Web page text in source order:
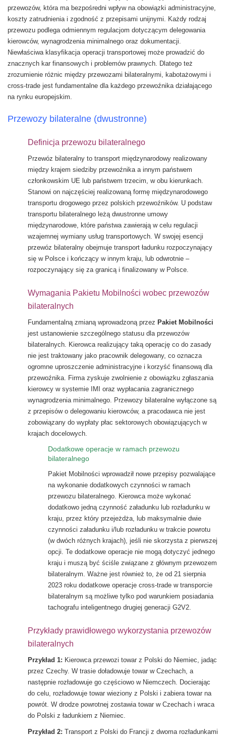
przewozów, która ma bezpośredni wpływ na obowiązki administracyjne,
koszty zatrudnienia i zgodność z przepisami unijnymi. Każdy rodzaj
przewozu podlega odmiennym regulacjom dotyczącym delegowania
kierowców, wynagrodzenia minimalnego oraz dokumentacji.
Niewłaściwa klasyfikacja operacji transportowej może prowadzić do
znacznych kar finansowych i problemów prawnych. Dlatego też
zrozumienie różnic między przewozami bilateralnymi, kabotażowymi i
cross-trade jest fundamentalne dla każdego przewoźnika działającego
na rynku europejskim.
Przewozy bilateralne (dwustronne)
Definicja przewozu bilateralnego
Przewóz bilateralny to transport międzynarodowy realizowany
między krajem siedziby przewoźnika a innym państwem
członkowskim UE lub państwem trzecim, w obu kierunkach.
Stanowi on najczęściej realizowaną formę międzynarodowego
transportu drogowego przez polskich przewoźników. U podstaw
transportu bilateralnego leżą dwustronne umowy
międzynarodowe, które państwa zawierają w celu regulacji
wzajemnej wymiany usług transportowych. W swojej esencji
przewóz bilateralny obejmuje transport ładunku rozpoczynający
się w Polsce i kończący w innym kraju, lub odwrotnie –
rozpoczynający się za granicą i finalizowany w Polsce.
Wymagania Pakietu Mobilności wobec przewozów
bilateralnych
Fundamentalną zmianą wprowadzoną przez Pakiet Mobilności
jest ustanowienie szczególnego statusu dla przewozów
bilateralnych. Kierowca realizujący taką operację co do zasady
nie jest traktowany jako pracownik delegowany, co oznacza
ogromne uproszczenie administracyjne i korzyść finansową dla
przewoźnika. Firma zyskuje zwolnienie z obowiązku zgłaszania
kierowcy w systemie IMI oraz wypłacania zagranicznego
wynagrodzenia minimalnego. Przewozy bilateralne wyłączone są
z przepisów o delegowaniu kierowców, a pracodawca nie jest
zobowiązany do wypłaty płac sektorowych obowiązujących w
krajach docelowych.
Dodatkowe operacje w ramach przewozu
bilateralnego
Pakiet Mobilności wprowadził nowe przepisy pozwalające
na wykonanie dodatkowych czynności w ramach
przewozu bilateralnego. Kierowca może wykonać
dodatkowo jedną czynność załadunku lub rozładunku w
kraju, przez który przejeżdża, lub maksymalnie dwie
czynności załadunku i/lub rozładunku w trakcie powrotu
(w dwóch różnych krajach), jeśli nie skorzysta z pierwszej
opcji. Te dodatkowe operacje nie mogą dotyczyć jednego
kraju i muszą być ściśle związane z głównym przewozem
bilateralnym. Ważne jest również to, że od 21 sierpnia
2023 roku dodatkowe operacje cross-trade w transporcie
bilateralnym są możliwe tylko pod warunkiem posiadania
tachografu inteligentnego drugiej generacji G2V2.
Przykłady prawidłowego wykorzystania przewozów
bilateralnych
Przykład 1: Kierowca przewozi towar z Polski do Niemiec, jadąc
przez Czechy. W trasie doładowuje towar w Czechach, a
następnie rozładowuje go częściowo w Niemczech. Docierając
do celu, rozładowuje towar wieziony z Polski i zabiera towar na
powrót. W drodze powrotnej zostawia towar w Czechach i wraca
do Polski z ładunkiem z Niemiec.
Przykład 2: Transport z Polski do Francji z dwoma rozładunkami